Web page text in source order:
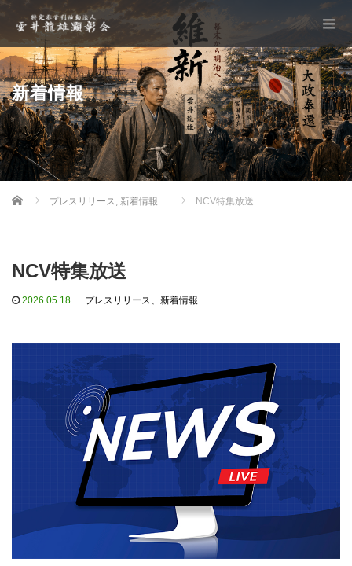
新着情報
Home プレスリリース, 新着情報 NCV特集放送
NCV特集放送
2026.05.18 プレスリリース、 新着情報